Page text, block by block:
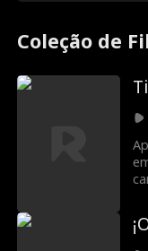
Coleção de